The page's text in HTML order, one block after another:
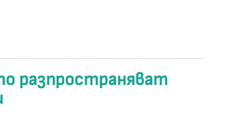
разпространяват